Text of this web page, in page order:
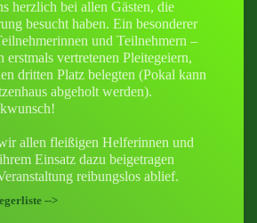
herzlich bei allen Gästen, die
besucht haben. Ein besonderer
und Teilnehmern –
erstmals vertretenen Pleitegeiern,
dritten Platz belegten (Pokal kann
abgeholt werden).
allen fleißigen Helferinnen und
Einsatz dazu beigetragen
reibungslos ablief.
-->